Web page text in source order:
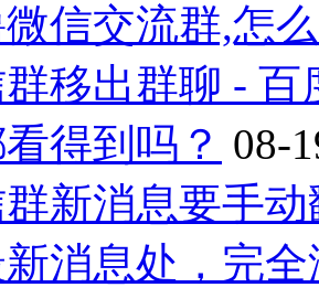
信交流群,怎
群移出群聊 -
得到吗？ 08-
群新消息要手
消息处，完